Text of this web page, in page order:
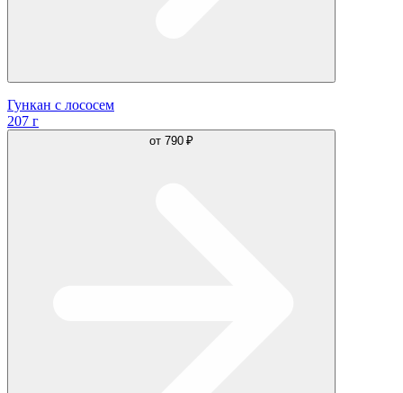
Гункан с лососем
207 г
от 790 ₽